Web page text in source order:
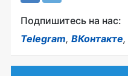
Подпишитесь на нас:
Telegram, ВКонтакте,